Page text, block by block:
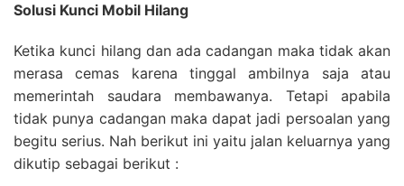
Solusi Kunci Mobil Hilang
Ketika kunci hilang dan ada cadangan maka tidak akan
merasa cemas karena tinggal ambilnya saja atau
memerintah saudara membawanya. Tetapi apabila
tidak punya cadangan maka dapat jadi persoalan yang
begitu serius. Nah berikut ini yaitu jalan keluarnya yang
dikutip sebagai berikut :